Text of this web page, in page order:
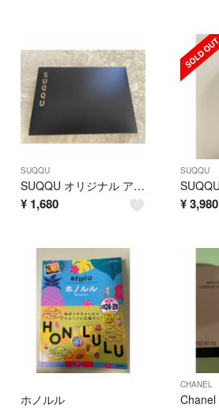
SUQQU
SUQQU オリジナル アイシャドウブラシ&ポーチ
¥ 1,680
SUQQU
¥ 3,980
ホノルル
CHANEL